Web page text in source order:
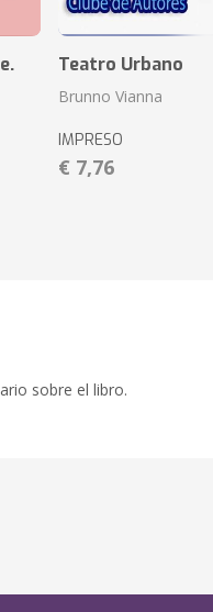
Teatro Urbano
Brunno Vianna
IMPRESO
€ 7,76
sobre el libro.